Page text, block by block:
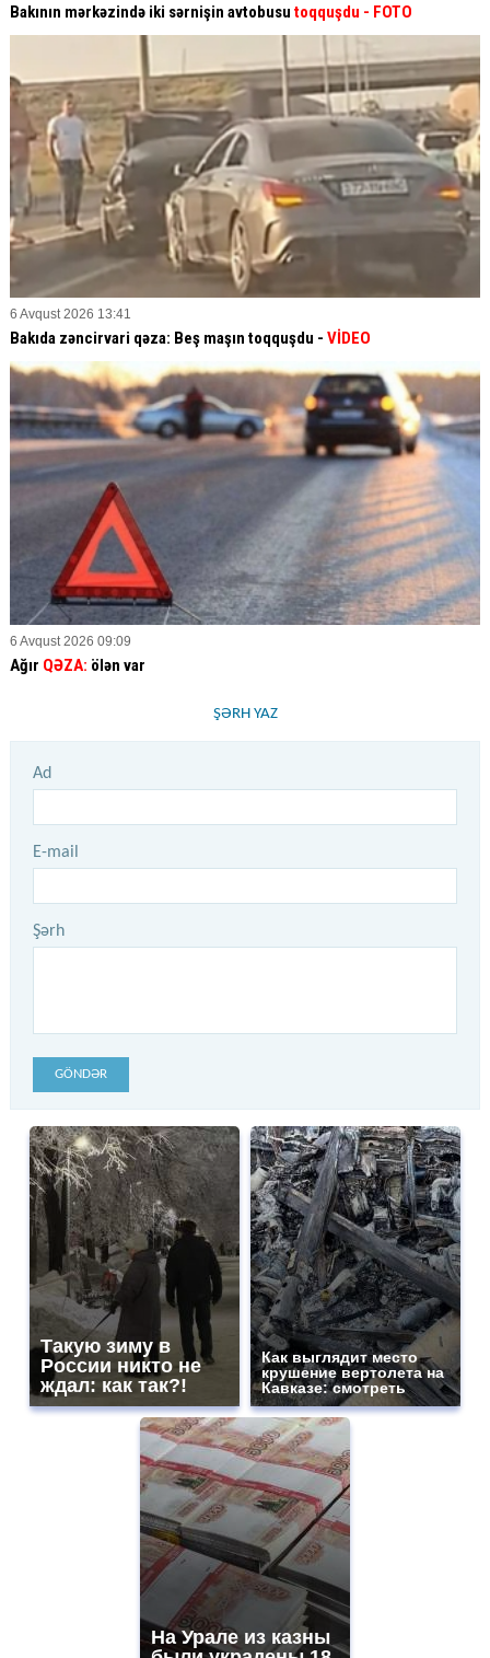
Bakının mərkəzində iki sərnişin avtobusu toqquşdu - FOTO
6 Avqust 2026 13:41
Bakıda zəncirvari qəza: Beş maşın toqquşdu - VİDEO
6 Avqust 2026 09:09
Ağır QƏZA: ölən var
ŞƏRH YAZ
Ad
E-mail
Şərh
GÖNDƏR
Такую зиму в
России никто не
ждал: как так?!
Как выглядит место
крушение вертолета на
Кавказе: смотреть
На Урале из казны